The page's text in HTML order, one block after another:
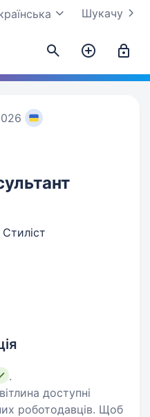
Шукачу
.
доступні
роботодавців. Щоб